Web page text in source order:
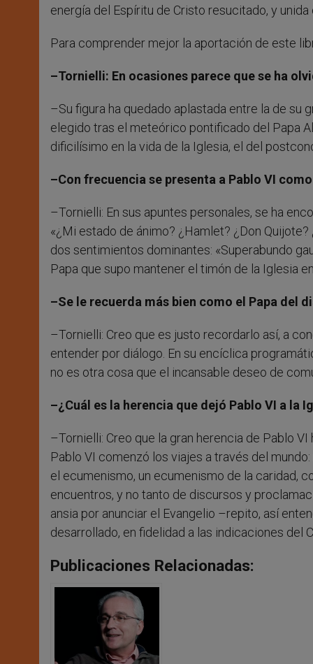
energía del Espíritu de Cristo resucitado, y
Para comprender mejor la aportación de este
–Tornielli: En ocasiones parece que se ha
–Su figura ha quedado aplastada entre la de su
elegido tras el meteórico pontificado del Papa
dificilísimo en la vida de la Iglesia, el del
–Con frecuencia se presenta a Pablo VI
–Tornielli: En sus apuntes personales, se ha
«¿Mi estado de ánimo? ¿Hamlet? ¿Don
dos sentimientos dominantes: «Superabundo
Papa que supo mantener el timón de la Iglesia
–Se le recuerda más bien como el Papa del
–Tornielli: Creo que es justo recordarlo así, a
entender por diálogo. En su encíclica
no es otra cosa que el incansable deseo de
–¿Cuál es la herencia que dejó Pablo VI a la
–Tornielli: Creo que la gran herencia de Pablo
Pablo VI comenzó los viajes a través del
el ecumenismo, un ecumenismo de la caridad,
encuentros, y no tanto de discursos y
ansia por anunciar el Evangelio –repito, así
desarrollado, en fidelidad a las indicaciones del
Publicaciones Relacionadas: